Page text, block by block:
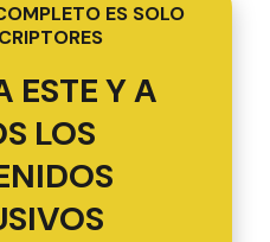
ES SOLO
ESTE Y A
LOS